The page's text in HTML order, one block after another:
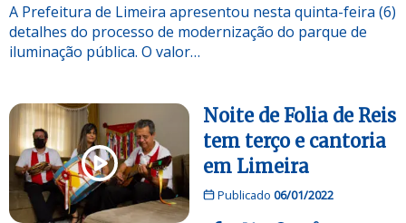
A Prefeitura de Limeira apresentou nesta quinta-feira (6)
detalhes do processo de modernização do parque de
iluminação pública. O valor…
Noite de Folia de Reis
tem terço e cantoria
em Limeira
Publicado 06/01/2022